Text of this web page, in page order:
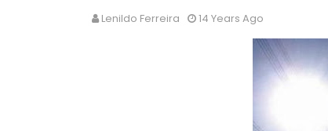
Lenildo Ferreira 14 Years Ago